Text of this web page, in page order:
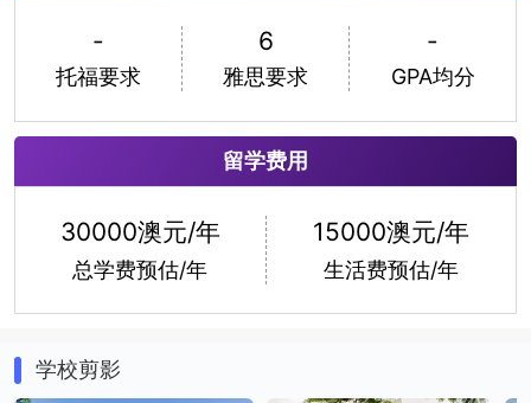
费用不高，生活成本低，教学质量保证。
-
托福要求
6
雅思要求
-
GPA均分
留学费用
30000澳元/年
总学费预估/年
15000澳元/年
生活费预估/年
学校剪影